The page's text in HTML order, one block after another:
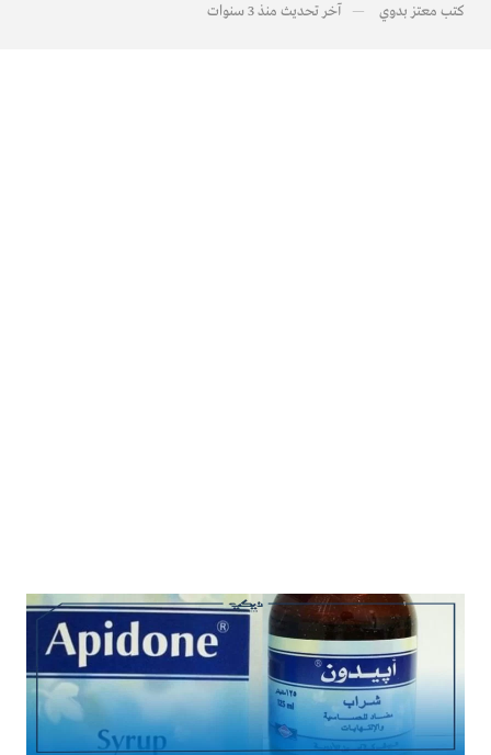
كتب معتز بدوي آخر تحديث منذ 3 سنوات